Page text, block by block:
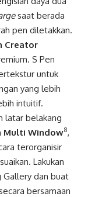
saat berada
pen diletakkan.
Creator
S Pen
untuk
yang lebih
intuitif.
latar belakang
Multi Window8,
terorganisir
Lakukan
Gallery dan buat
bersamaan